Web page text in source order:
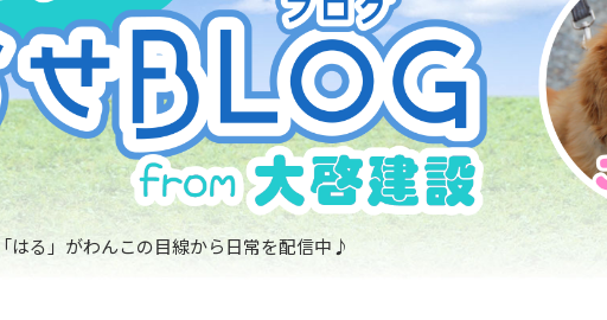
はる」がわんこの目線から日常を配信中♪